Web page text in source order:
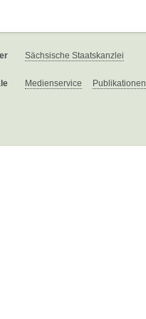
Sächsische Staatskanzlei
Medienservice Publikationen